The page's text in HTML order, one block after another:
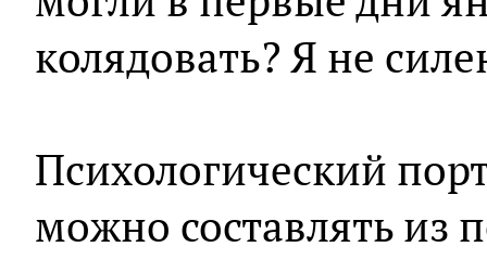
колядовать? Я не
Психологический
можно составлять из